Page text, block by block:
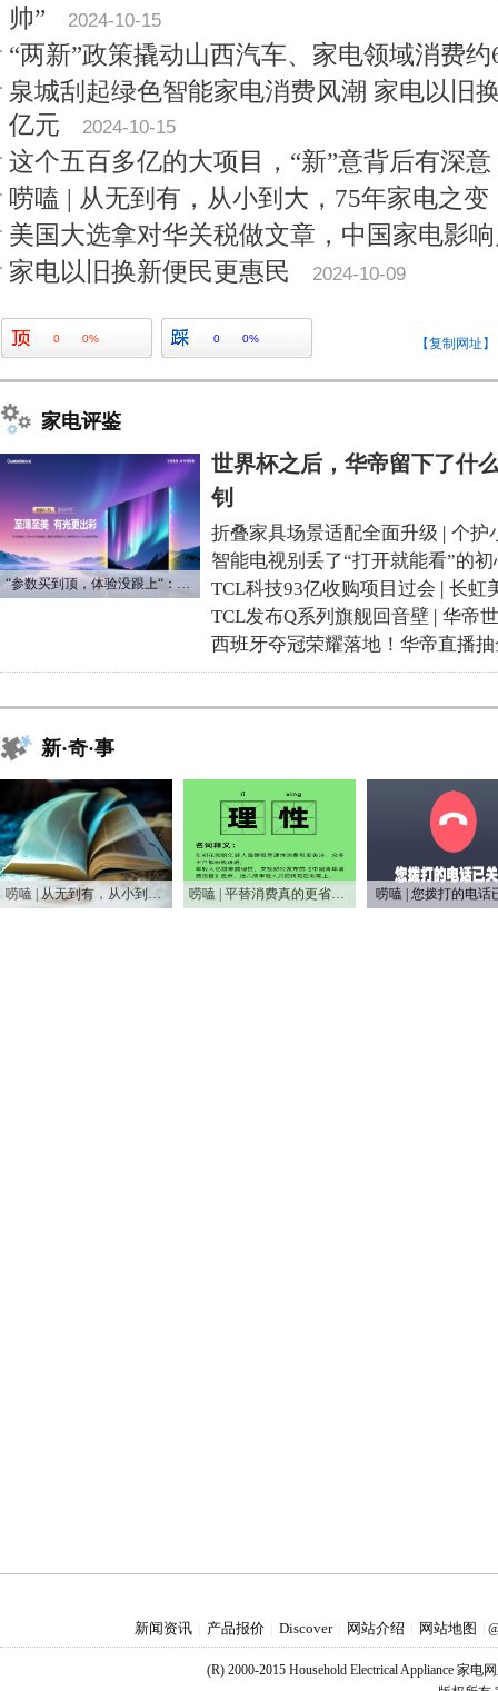
帅”
2024-10-15
“两新”政策撬动山西汽车、家电领域消费约
泉城刮起绿色智能家电消费风潮 家电以旧
亿元
2024-10-15
这个五百多亿的大项目，“新”意背后有深意
唠嗑 | 从无到有，从小到大，75年家电之变
美国大选拿对华关税做文章，中国家电影
家电以旧换新便民更惠民
2024-10-09
0 0% 0 0% 【复制网址】
家电评鉴
“参数买到顶，体验没跟上“：长虹追光Q70S给高端电视打了个样
世界杯之后，华帝留下了什
钊
折叠家具场景适配全面升级 | 个护
智能电视别丢了“打开就能看”的初
TCL科技93亿收购项目过会 | 长虹
TCL发布Q系列旗舰回音壁 | 华帝
西班牙夺冠荣耀落地！华帝直播
新·奇·事
唠嗑 | 从无到有，从小到大，75年家电之变 唠嗑 | 平替消费真的更省钱吗？ 唠嗑 | 您拨打的电话
新闻资讯 产品报价 Discover 网站介绍 网站地图
(R) 2000-2015 Household Electrical Appliance 家电